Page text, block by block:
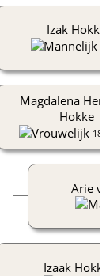
Izak Hokke
Magdalena
Hokke
Arie
Izaak